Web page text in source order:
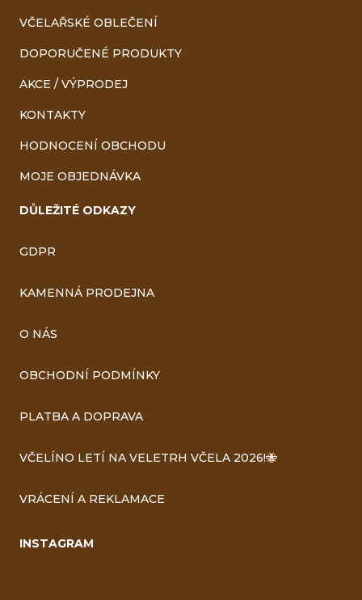
VČELAŘSKÉ OBLEČENÍ
DOPORUČENÉ PRODUKTY
AKCE / VÝPRODEJ
KONTAKTY
HODNOCENÍ OBCHODU
MOJE OBJEDNÁVKA
DŮLEŽITÉ ODKAZY
GDPR
KAMENNÁ PRODEJNA
O NÁS
OBCHODNÍ PODMÍNKY
PLATBA A DOPRAVA
VČELÍNO LETÍ NA VELETRH VČELA 2026!🐝
VRÁCENÍ A REKLAMACE
INSTAGRAM